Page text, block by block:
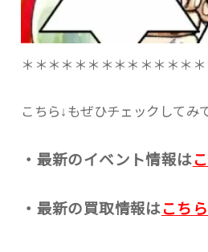
＊＊＊＊＊＊＊＊＊＊＊＊＊
こちら↓もぜひチェックしてみ
・最新のイベント情報は
・最新の買取情報はこちら